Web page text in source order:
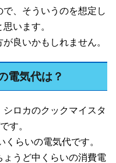
、そういうのを想定し
います。
良いかもしれません。
電気代は？
ロカのクックマイスタ
です。
らいの電気代です。
ょうど中くらいの消費電